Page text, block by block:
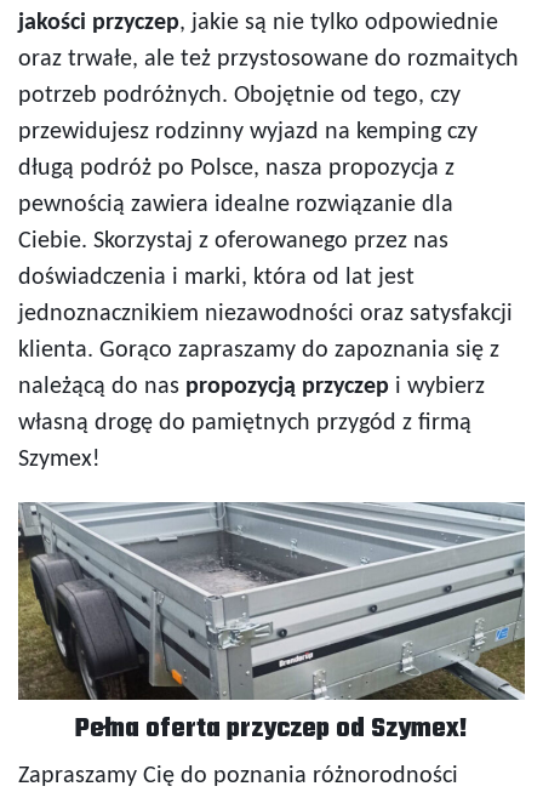
jakości przyczep, jakie są nie tylko odpowiednie
oraz trwałe, ale też przystosowane do rozmaitych
potrzeb podróżnych. Obojętnie od tego, czy
przewidujesz rodzinny wyjazd na kemping czy
długą podróż po Polsce, nasza propozycja z
pewnością zawiera idealne rozwiązanie dla
Ciebie. Skorzystaj z oferowanego przez nas
doświadczenia i marki, która od lat jest
jednoznacznikiem niezawodności oraz satysfakcji
klienta. Gorąco zapraszamy do zapoznania się z
należącą do nas propozycją przyczep i wybierz
własną drogę do pamiętnych przygód z firmą
Szymex!
Pełna oferta przyczep od Szymex!
Zapraszamy Cię do poznania różnorodności